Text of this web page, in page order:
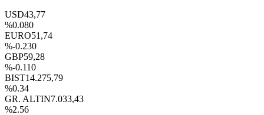
USD43,77
%0.080
EURO51,74
%-0.230
GBP59,28
%-0.110
BIST14.275,79
%0.34
GR. ALTIN7.033,43
%2.56